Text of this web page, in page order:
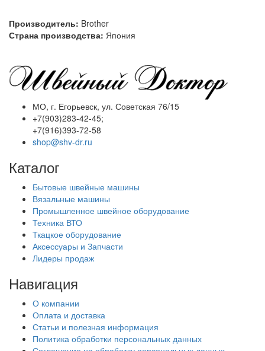
Производитель: Brother
Страна производства: Япония
МО, г. Егорьевск, ул. Советская 76/15
+7(903)283-42-45;
+7(916)393-72-58
shop@shv-dr.ru
Каталог
Бытовые швейные машины
Вязальные машины
Промышленное швейное оборудование
Техника ВТО
Ткацкое оборудование
Аксессуары и Запчасти
Лидеры продаж
Навигация
О компании
Оплата и доставка
Статьи и полезная информация
Политика обработки персональных данных